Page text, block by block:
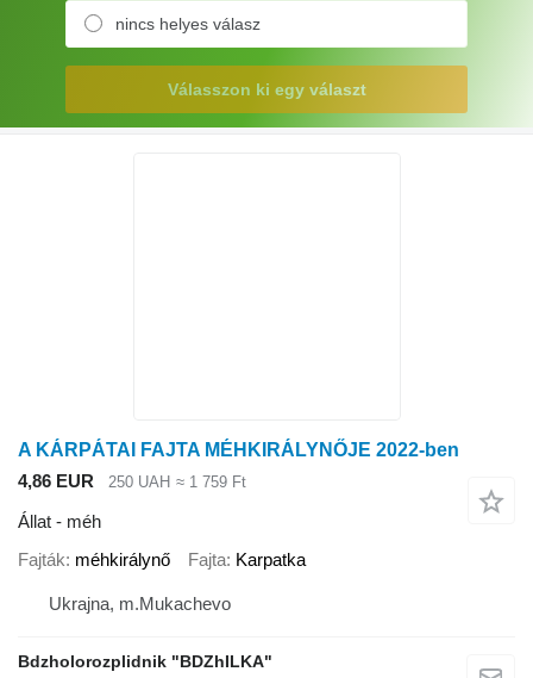
nincs helyes válasz
Válasszon ki egy választ
A KÁRPÁTAI FAJTA MÉHKIRÁLYNŐJE 2022-ben
4,86 EUR
250 UAH ≈ 1 759 Ft
Állat - méh
Fajták méhkirálynő Fajta Karpatka
Ukrajna, m.Mukachevo
Bdzholorozplidnik "BDZhILKA"